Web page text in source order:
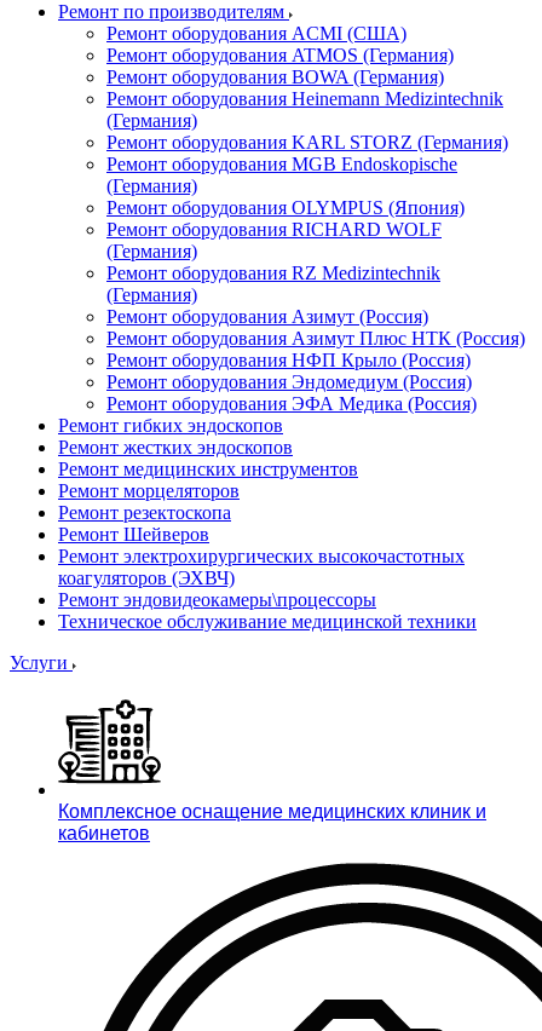
Ремонт по производителям
Ремонт оборудования ACMI (США)
Ремонт оборудования ATMOS (Германия)
Ремонт оборудования BOWA (Германия)
Ремонт оборудования Heinemann Medizintechnik
(Германия)
Ремонт оборудования KARL STORZ (Германия)
Ремонт оборудования MGB Endoskopische
(Германия)
Ремонт оборудования OLYMPUS (Япония)
Ремонт оборудования RICHARD WOLF
(Германия)
Ремонт оборудования RZ Medizintechnik
(Германия)
Ремонт оборудования Азимут (Россия)
Ремонт оборудования Азимут Плюс НТК (Россия)
Ремонт оборудования НФП Крыло (Россия)
Ремонт оборудования Эндомедиум (Россия)
Ремонт оборудования ЭФА Медика (Россия)
Ремонт гибких эндоскопов
Ремонт жестких эндоскопов
Ремонт медицинских инструментов
Ремонт морцеляторов
Ремонт резектоскопа
Ремонт Шейверов
Ремонт электрохирургических высокочастотных
коагуляторов (ЭХВЧ)
Ремонт эндовидеокамеры\процессоры
Техническое обслуживание медицинской техники
Услуги
Комплексное оснащение медицинских клиник и
кабинетов